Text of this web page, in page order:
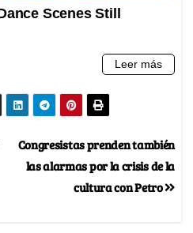
Congresistas prenden también
las alarmas por la crisis de la
cultura con Petro